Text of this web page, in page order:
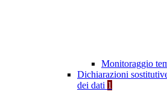
Monitoraggio
Dichiarazioni
dei dati 1